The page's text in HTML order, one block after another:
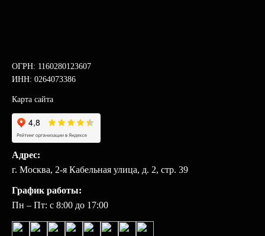
ОГРН: 1160280123607
ИНН: 0264073386
Карта сайта
Адрес:
г. Москва, 2-я Кабельная улица, д. 2, стр. 39
График работы:
Пн – Пт: с 8:00 до 17:00